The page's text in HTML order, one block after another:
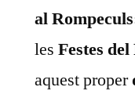
al
les Festes
aquest proper